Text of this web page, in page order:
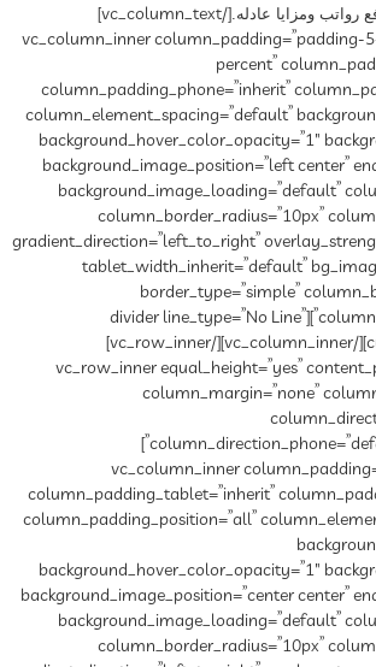
ومزایا عادله.
[/vc_column_text]
[/vc_column_inner][vc_column_inner column_padding=”padding-
percent”
column_padding_phone=”inherit”
column_element_spacing=”default”
background_hover_color_opacity=”1″
background_image_position=”left center”
background_image_loading=”default”
column_border_radius=”10px”
gradient_direction=”left_to_right”
tablet_width_inherit=”default”
border_type=”simple”
column_border_style=”solid”][divider line_type=”No Line”
custom_height=”200″][/vc_column_inner][/vc_row_inner]
[vc_row_inner equal_height=”yes”
column_margin=”none”
column_direction_phone=”default” text_align=”left”]
[vc_column_inner
column_padding_tablet=”inherit”
column_padding_position=”all”
background_hover_color_opacity=”1″
background_image_position=”center center”
background_image_loading=”default”
column_border_radius=”10px”